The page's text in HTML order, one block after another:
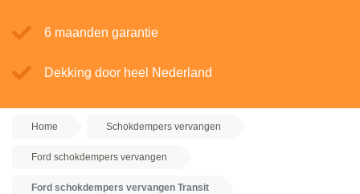
6 maanden garantie
Dekking door heel Nederland
Home Schokdempers vervangen
Ford schokdempers vervangen
Ford schokdempers vervangen Transit